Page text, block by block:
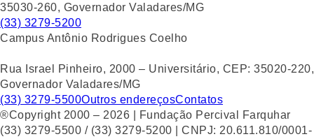
35030-260, Governador Valadares/MG
(33) 3279-5200
Campus Antônio Rodrigues Coelho
Rua Israel Pinheiro, 2000 – Universitário, CEP: 35020-220,
Governador Valadares/MG
(33) 3279-5500Outros endereçosContatos
®Copyright 2000 – 2026 | Fundação Percival Farquhar
(33) 3279-5500 / (33) 3279-5200 | CNPJ: 20.611.810/0001-